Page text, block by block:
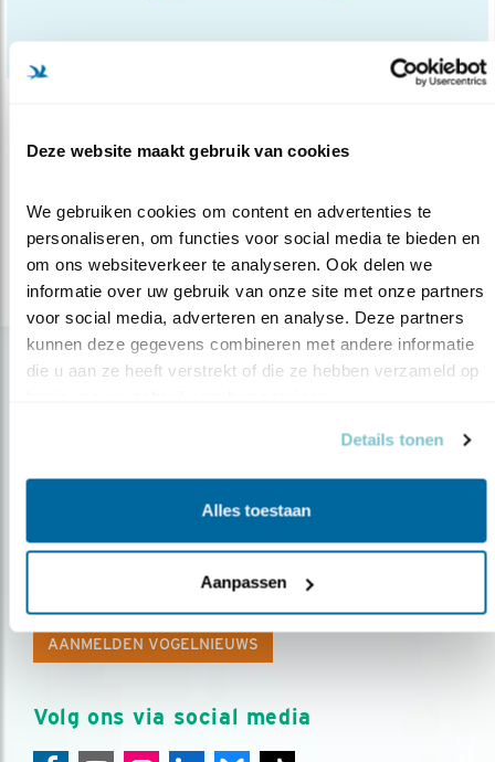
Deze website maakt gebruik van cookies
We gebruiken cookies om content en advertenties te
personaliseren, om functies voor social media te bieden en
om ons websiteverkeer te analyseren. Ook delen we
informatie over uw gebruik van onze site met onze partners
voor social media, adverteren en analyse. Deze partners
kunnen deze gegevens combineren met andere informatie
die u aan ze heeft verstrekt of die ze hebben verzameld op
Details tonen
Alles toestaan
Aanpassen
Trekvogels beter beschermd
zomertortel, gekraagde roodstaart en wie..
lees meer
Op de hoogte blijven?
Meld je aan en ontvang nieuws, inspiratie, acties en tips
AANMELDEN VOGELNIEUWS
Volg ons via social media